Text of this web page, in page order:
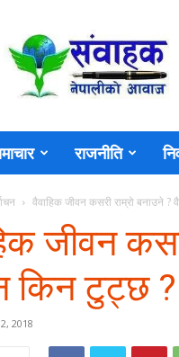
राजनीति
वैवाहिक जीवन कसरी राम्रो बनाउने
जीवन
किन टुट्छ ?
2018